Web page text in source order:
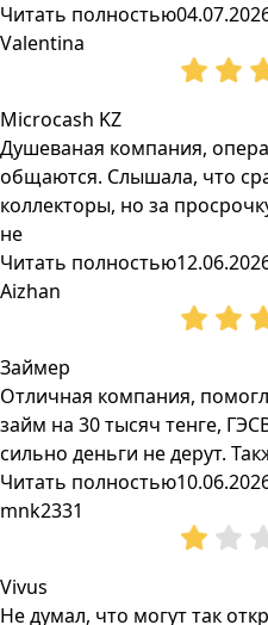
Читать полностью
Valentina
Microcash KZ
Душеваная компания,
общаются. Слышала, что
коллекторы, но за
не
Читать полностью
Aizhan
Займер
Отличная компания,
займ на 30 тысяч тенге,
сильно деньги не дерут.
Читать полностью
mnk2331
Vivus
Не думал, что могут так